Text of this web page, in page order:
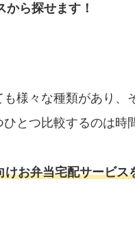
ら探せます！
様々な種類があり、
とつ比較するのは時
けお弁当宅配サービス